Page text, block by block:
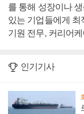
를 통해 성장이나
있는 기업들에게 최
기원 전무, 커리어
인기기사